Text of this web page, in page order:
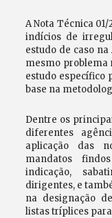
A Nota Técnica 01/
indícios de
estudo de caso
mesmo problema
estudo específico
base na
Dentre os
diferentes
aplicação das
mandatos
indicação,
dirigentes, e
na designação
listas tríplices